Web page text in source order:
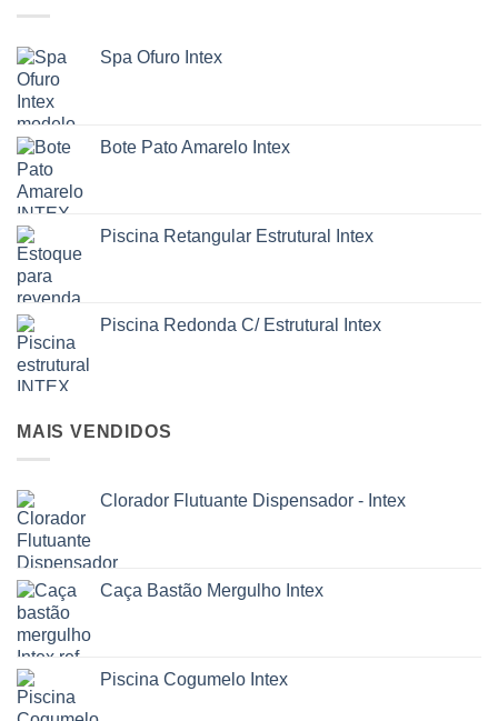
Spa Ofuro Intex
Bote Pato Amarelo Intex
Piscina Retangular Estrutural Intex
Piscina Redonda C/ Estrutural Intex
MAIS VENDIDOS
Clorador Flutuante Dispensador - Intex
Caça Bastão Mergulho Intex
Piscina Cogumelo Intex